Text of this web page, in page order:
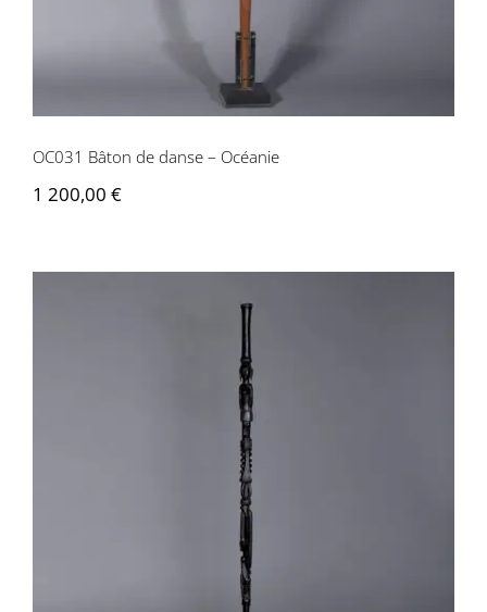
OC031 Bâton de danse – Océanie
1 200,00 €
OC010 Canne de dignitaire – îles
Salomon